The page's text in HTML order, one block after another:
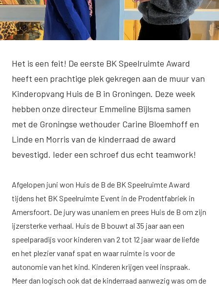
Het is een feit! De eerste BK Speelruimte Award
heeft een prachtige plek gekregen aan de muur van
Kinderopvang Huis de B in Groningen. Deze week
hebben onze directeur Emmeline Bijlsma samen
met de Groningse wethouder Carine Bloemhoff en
Linde en Morris van de kinderraad de award
bevestigd. Ieder een schroef dus echt teamwork!
Afgelopen juni won Huis de B de BK Speelruimte Award
tijdens het BK Speelruimte Event in de Prodentfabriek in
Amersfoort. De jury was unaniem en prees Huis de B om zijn
ijzersterke verhaal. Huis de B bouwt al 35 jaar aan een
speelparadijs voor kinderen van 2 tot 12 jaar waar de liefde
en het plezier vanaf spat en waar ruimte is voor de
autonomie van het kind. Kinderen krijgen veel inspraak.
Meer dan logisch ook dat de kinderraad aanwezig was om de